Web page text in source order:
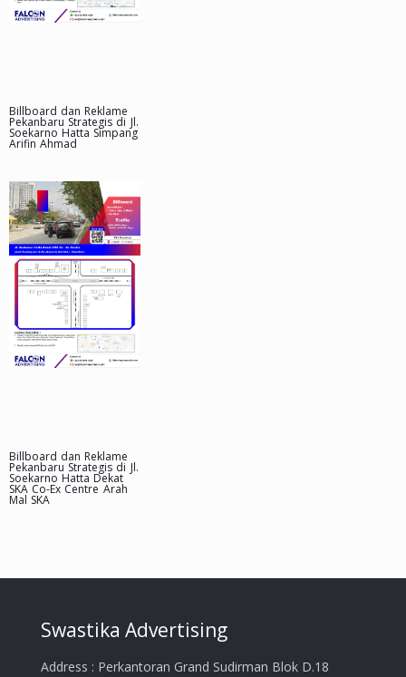
Billboard dan Reklame
Pekanbaru Strategis di Jl.
Soekarno Hatta Simpang
Arifin Ahmad
Billboard dan Reklame
Pekanbaru Strategis di Jl.
Soekarno Hatta Dekat
SKA Co-Ex Centre Arah
Mal SKA
Swastika Advertising
Address : Perkantoran Grand Sudirman Blok D.18